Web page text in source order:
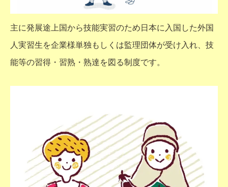
主に発展途上国から技能実習のため日本に入国した外国
人実習生を企業様単独もしくは監理団体が受け入れ、技
能等の習得・習熟・熟達を図る制度です。